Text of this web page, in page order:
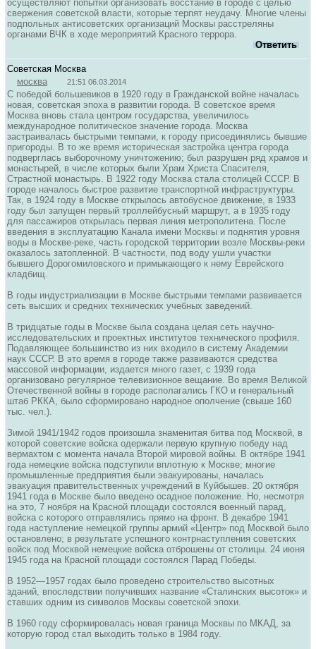
осуществляют попытки организовать восстание в городе с целью
свержения советской власти, которые терпят неудачу. Многие члены
подпольных антисоветских организаций Москвы расстреляны
органами ВЧК в ходе мероприятий Красного террора.
Ответить
Советская Москва
москва
21:51 06.03.2014
С победой большевиков в 1920 году в Гражданской войне началась
новая, советская эпоха в развитии города. В советское время
Москва вновь стала центром государства, увеличилось
международное политическое значение города. Москва
застраивалась быстрыми темпами, к городу присоединялись бывшие
пригороды. В то же время историческая застройка центра города
подверглась выборочному уничтожению; был разрушен ряд храмов и
монастырей, в числе которых были Храм Христа Спасителя,
Страстной монастырь. В 1922 году Москва стала столицей СССР. В
городе началось быстрое развитие транспортной инфраструктуры.
Так, в 1924 году в Москве открылось автобусное движение, в 1933
году был запущен первый троллейбусный маршрут, а в 1935 году
для пассажиров открылась первая линия метрополитена. После
введения в эксплуатацию Канала имени Москвы и поднятия уровня
воды в Москве-реке, часть городской территории возле Москвы-реки
оказалось затопленной. В частности, под воду ушли участки
бывшего Дорогомиловского и примыкающего к нему Еврейского
кладбищ.
В годы индустриализации в Москве быстрыми темпами развивается
сеть высших и средних технических учебных заведений.
В тридцатые годы в Москве была создана целая сеть научно-
исследовательских и проектных институтов технического профиля.
Подавляющее большинство из них входило в систему Академии
наук СССР. В это время в городе также развиваются средства
массовой информации, издается много газет, с 1939 года
организовано регулярное телевизионное вещание. Во время Великой
Отечественной войны в городе располагались ГКО и генеральный
штаб РККА, было сформировано народное ополчение (свыше 160
тыс. чел.).
Зимой 1941/1942 годов произошла знаменитая битва под Москвой, в
которой советские войска одержали первую крупную победу над
вермахтом с момента начала Второй мировой войны. В октябре 1941
года немецкие войска подступили вплотную к Москве; многие
промышленные предприятия были эвакуированы, началась
эвакуация правительственных учреждений в Куйбышев. 20 октября
1941 года в Москве было введено осадное положение. Но, несмотря
на это, 7 ноября на Красной площади состоялся военный парад,
войска с которого отправлялись прямо на фронт. В декабре 1941
года наступление немецкой группы армий «Центр» под Москвой было
остановлено; в результате успешного контрнаступления советских
войск под Москвой немецкие войска отброшены от столицы. 24 июня
1945 года на Красной площади состоялся Парад Победы.
В 1952—1957 годах было проведено строительство высотных
зданий, впоследствии получивших название «Сталинских высоток» и
ставших одним из символов Москвы советской эпохи.
В 1960 году сформировалась новая граница Москвы по МКАД, за
которую город стал выходить только в 1984 году.